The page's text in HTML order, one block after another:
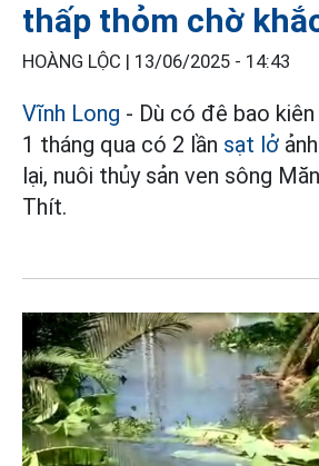
thấp thỏm chờ
HOÀNG LỘC | 13/06/2025 - 14:43
Vĩnh Long - Dù có đê bao
1 tháng qua có 2 lần sạt lở
lại, nuôi thủy sản ven sông
Thít.